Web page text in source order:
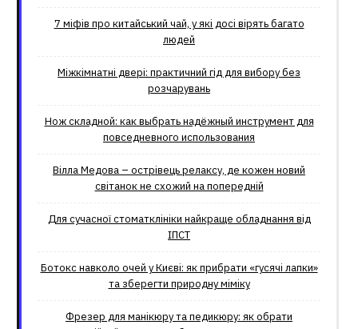
7 міфів про китайський чай, у які досі вірять багато
людей
Міжкімнатні двері: практичний гід для вибору без
розчарувань
Нож складной: как выбрать надёжный инструмент для
повседневного использования
Вілла Медова – острівець релаксу, де кожен новий
світанок не схожий на попередній
Для сучасної стоматклініки найкраще обладнання від
ІПСТ
Ботокс навколо очей у Києві: як прибрати «гусячі лапки»
та зберегти природну міміку
Фрезер для манікюру та педикюру: як обрати